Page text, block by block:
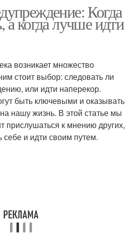
Когда
а когда лучше идти
возникает множество
стоит выбор: следовать ли
или идти наперекор.
быть ключевыми и оказывать
нашу жизнь. В этой статье мы
прислушаться к мнению других,
себе и идти своим путем.